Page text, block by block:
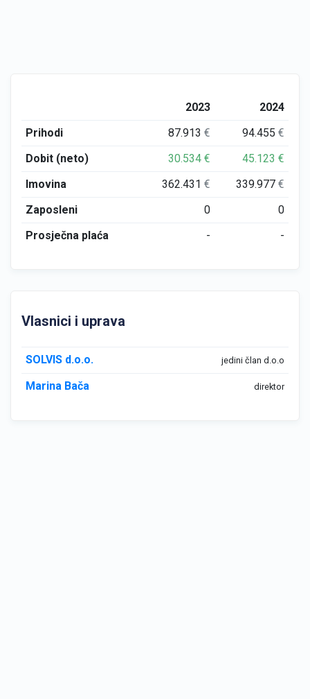
2023
2024
Prihodi
87.913€ 94.455€
Dobit (neto)
30.534€ 45.123€
Imovina
362.431€ 339.977€
Zaposleni
0
0
Prosječna plaća
- -
Vlasnici i uprava
SOLVIS d.o.o. jedini član d.o.o
Marina Bača direktor